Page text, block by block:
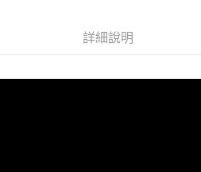
每筆NT$60，滿NT$450(含以上)免運費
詳細說明